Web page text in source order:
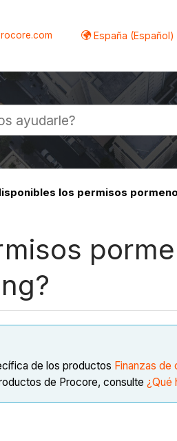
España (Español)
los permisos
de los productos Finanzas de
de Procore, consulte ¿Qué